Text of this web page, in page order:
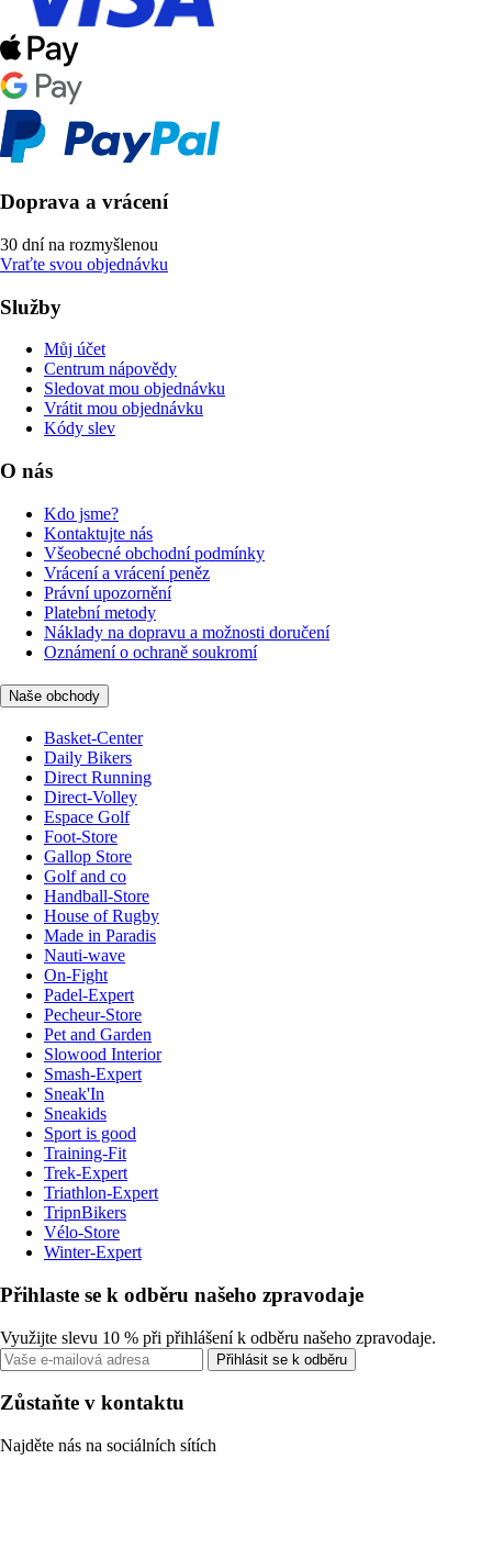
Doprava a vrácení
30 dní na rozmyšlenou
Vraťte svou objednávku
Služby
Můj účet
Centrum nápovědy
Sledovat mou objednávku
Vrátit mou objednávku
Kódy slev
O nás
Kdo jsme?
Kontaktujte nás
Všeobecné obchodní podmínky
Vrácení a vrácení peněz
Právní upozornění
Platební metody
Náklady na dopravu a možnosti doručení
Oznámení o ochraně soukromí
Naše obchody
Basket-Center
Daily Bikers
Direct Running
Direct-Volley
Espace Golf
Foot-Store
Gallop Store
Golf and co
Handball-Store
House of Rugby
Made in Paradis
Nauti-wave
On-Fight
Padel-Expert
Pecheur-Store
Pet and Garden
Slowood Interior
Smash-Expert
Sneak'In
Sneakids
Sport is good
Training-Fit
Trek-Expert
Triathlon-Expert
TripnBikers
Vélo-Store
Winter-Expert
Přihlaste se k odběru našeho zpravodaje
Využijte slevu 10 % při přihlášení k odběru našeho zpravodaje.
Přihlásit se k odběru
Zůstaňte v kontaktu
Najděte nás na sociálních sítích